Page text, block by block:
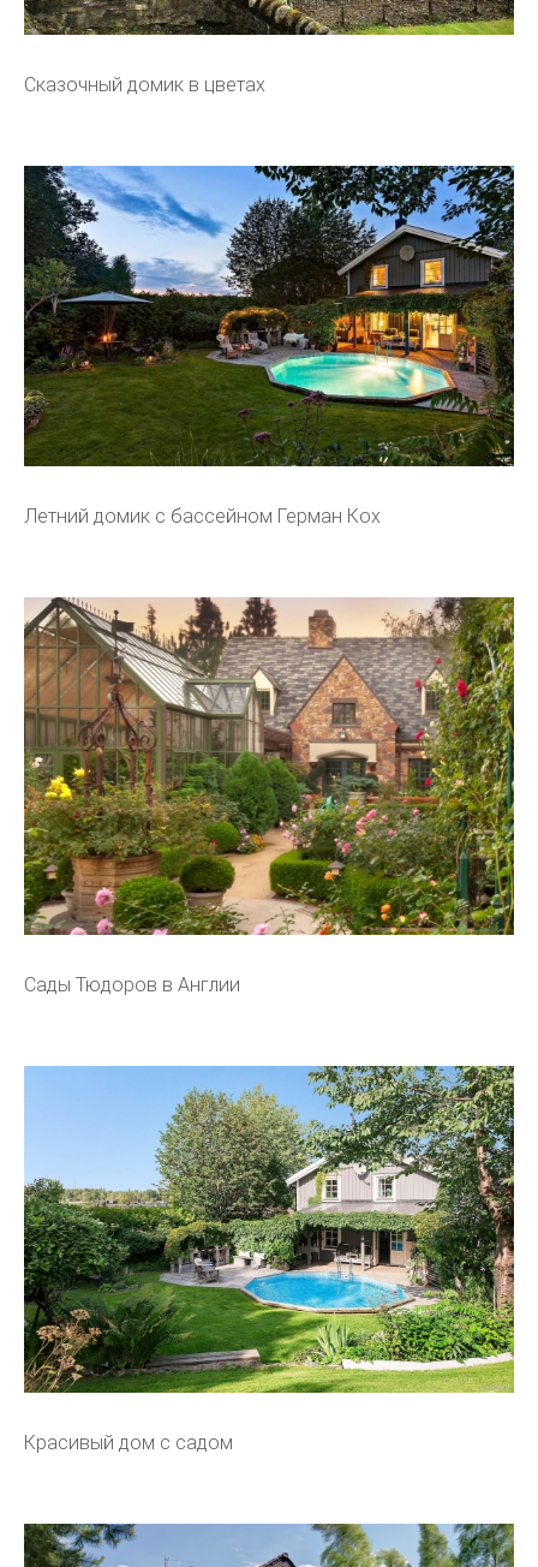
Сказочный домик в цветах
Летний домик с бассейном Герман Кох
Сады Тюдоров в Англии
Красивый дом с садом